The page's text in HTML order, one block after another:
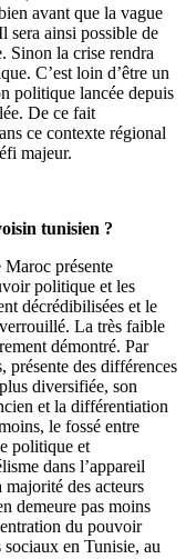
avant que la vague
sera ainsi possible de
Sinon la crise rendra
C’est loin d’être un
politique lancée depuis
De ce fait
ce contexte régional
majeur.
tunisien ?
présente
politique et les
décrédibilisées et le
La très faible
démontré. Par
présente des différences
diversifiée, son
et la différentiation
le fossé entre
politique et
dans l’appareil
des acteurs
demeure pas moins
du pouvoir
en Tunisie, au